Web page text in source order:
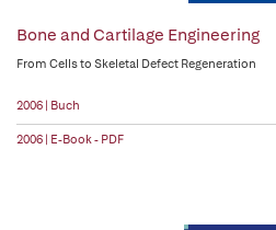
Bone and Cartilage Engineering
From Cells to Skeletal Defect Regeneration
2006 | Buch
2006 | E-Book - PDF